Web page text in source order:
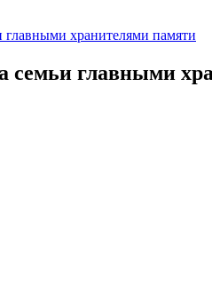
главными хранителями памяти
семьи главными